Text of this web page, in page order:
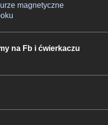
magnetyczne
na Fb i ćwierkaczu